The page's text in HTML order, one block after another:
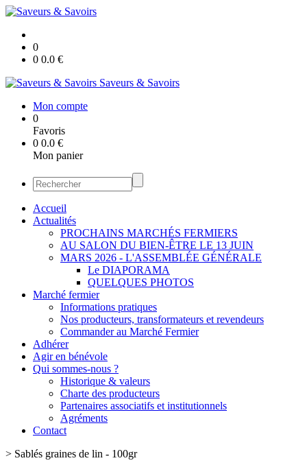
0
0 0.0 €
Saveurs & Savoirs
Mon compte
0
Favoris
0 0.0 €
Mon panier
Accueil
Actualités
PROCHAINS MARCHÉS FERMIERS
AU SALON DU BIEN-ÊTRE LE 13 JUIN
MARS 2026 - L'ASSEMBLÉE GÉNÉRALE
Le DIAPORAMA
QUELQUES PHOTOS
Marché fermier
Informations pratiques
Nos producteurs, transformateurs et revendeurs
Commander au Marché Fermier
Adhérer
Agir en bénévole
Qui sommes-nous ?
Historique & valeurs
Charte des producteurs
Partenaires associatifs et institutionnels
Agréments
Contact
> Sablés graines de lin - 100gr